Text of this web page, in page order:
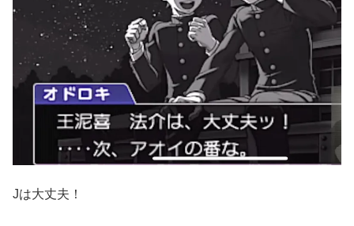
Jは大丈夫！